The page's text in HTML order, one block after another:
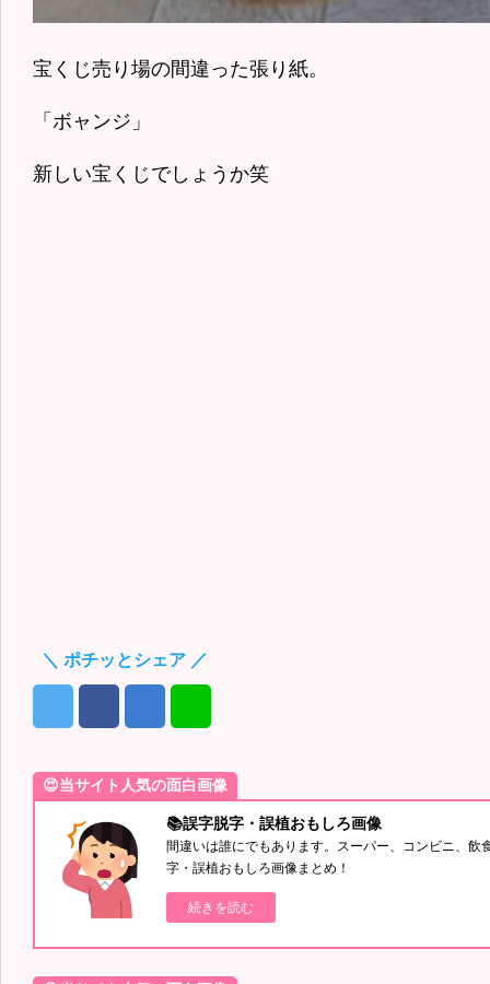
宝くじ売り場の間違った張り紙。
「ボャンジ」
新しい宝くじでしょうか笑
＼ ポチッとシェア ／
😍当サイト人気の面白画像
📚誤字脱字・誤植おもしろ画像
間違いは誰にでもあります。スーパー、コンビニ、
字・誤植おもしろ画像まとめ！
続きを読む